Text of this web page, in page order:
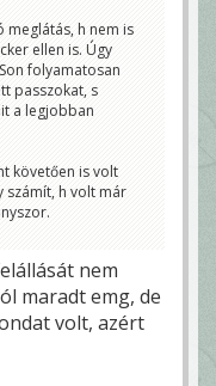
meglátás, h nem is
ellen is. Úgy
folyamatosan
passzokat, s
a legjobban
követően is volt
számít, h volt már
nem
maradt emg, de
volt, azért